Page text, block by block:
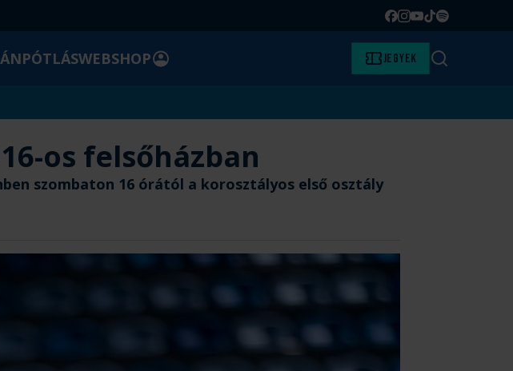
Facebook
Instagram
YouTube
TikTok
Spotify
WEBSHOPBELÉPÉS Jegyek Keresés
os felsőházban
szombaton 16 órától a korosztályos első osztály